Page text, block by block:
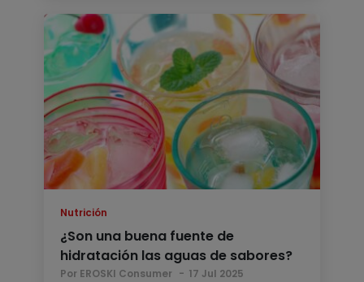
Nutrición
¿Son una buena fuente de
hidratación las aguas de sabores?
Por EROSKI Consumer 17 Jul 2025